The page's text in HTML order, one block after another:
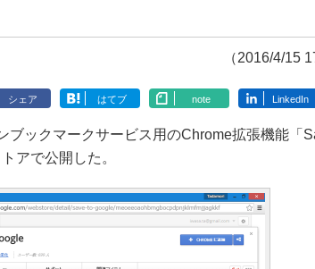
（2016/4/15
シェア はてブ note LinkedIn
ックマークサービス用のChrome拡張機能「
アで公開した。